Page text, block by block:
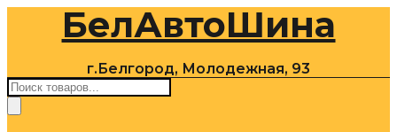
содержимомуБелАвтоШина
г.Белгород, Молодежная, 93
Поиск
товаров